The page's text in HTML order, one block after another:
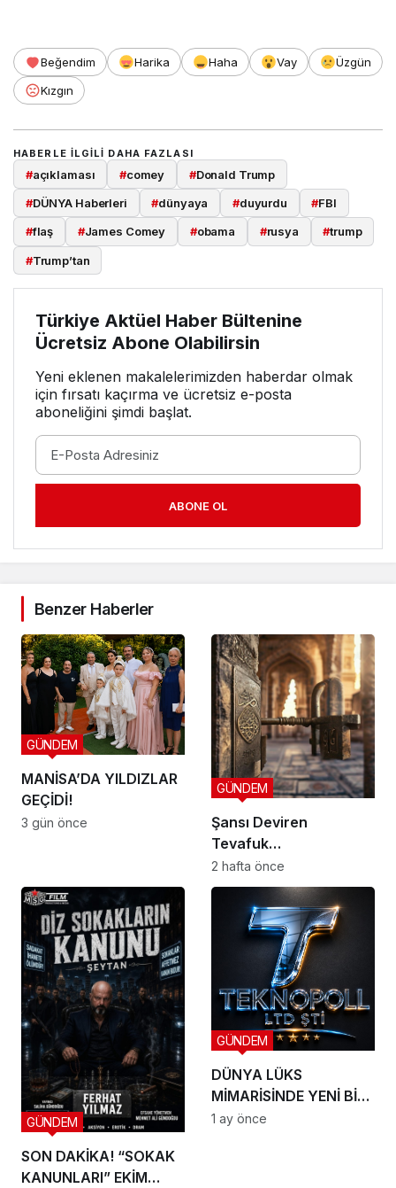
Beğendim Harika Haha Vay
Üzgün
Kızgın
HABERLE ILGILI DAHA FAZLASI
#açıklaması #comey #Donald Trump
#DÜNYA Haberleri #dünyaya #duyurdu #FBI
#flaş #James Comey #obama #rusya #trump
#Trump’tan
Türkiye Aktüel Haber Bültenine
Ücretsiz Abone Olabilirsin
Yeni eklenen makalelerimizden haberdar olmak
için fırsatı kaçırma ve ücretsiz e-posta
aboneliğini şimdi başlat.
ABONE OL
Benzer Haberler
MANİSA’DA YILDIZLAR
GEÇİDİ!
GÜNDEM
3 gün önce
Şansı Deviren
Tevafuk…
GÜNDEM
2 hafta önce
SON DAKİKA! “SOKAK
KANUNLARI” EKİM
GÜNDEM
DÜNYA LÜKS
MİMARİSİNDE YENİ BİR
DÖNEM BAŞLIYOR
GÜNDEM
1 ay önce